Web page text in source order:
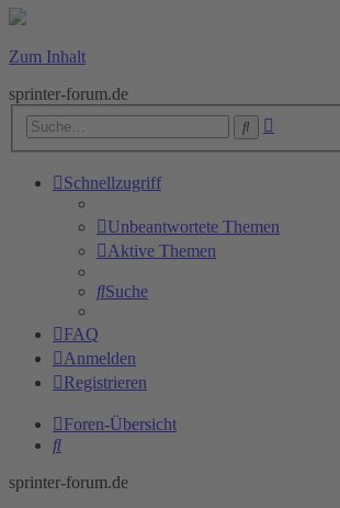
Zum Inhalt
sprinter-forum.de
Suche
Schnellzugriff
Unbeantwortete Themen
Aktive Themen
Suche
FAQ
Anmelden
Registrieren
Foren-Übersicht
Suche
sprinter-forum.de